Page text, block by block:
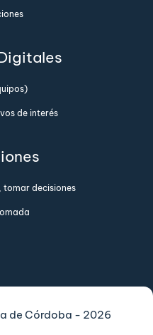
de interés
tomar decisiones
de Córdoba - 2026